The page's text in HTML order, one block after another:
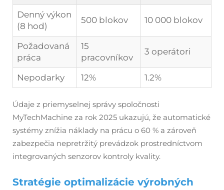
Denný výkon
(8 hod)
500 blokov 10 000 blokov
Požadovaná
práca
15
pracovníkov
3 operátori
Nepodarky 12% 1.2%
Údaje z priemyselnej správy spoločnosti
MyTechMachine za rok 2025 ukazujú, že automatické
systémy znížia náklady na prácu o 60 % a zároveň
zabezpečia nepretržitý prevádzok prostredníctvom
integrovaných senzorov kontroly kvality.
Stratégie optimalizácie výrobných